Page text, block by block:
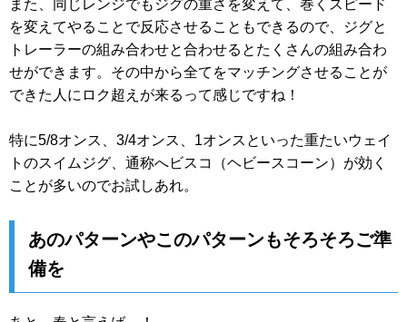
また、同じレンジでもジグの重さを変えて、巻くスピード
を変えてやることで反応させることもできるので、ジグと
トレーラーの組み合わせと合わせるとたくさんの組み合わ
せができます。その中から全てをマッチングさせることが
できた人にロク超えが来るって感じですね！
特に5/8オンス、3/4オンス、1オンスといった重たいウェイ
トのスイムジグ、通称へビスコ（ヘビースコーン）が効く
ことが多いのでお試しあれ。
あのパターンやこのパターンもそろそろご準
備を